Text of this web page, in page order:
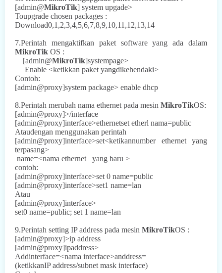
[admin@MikroTik] system upgade>
Toupgrade chosen packages :
Download0,1,2,3,4,5,6,7,8,9,10,11,12,13,14
7.Perintah mengaktifkan paket software yang ada dalam
MikroTik OS :
[admin@MikroTik]systempage>
Enable <ketikkan paket yangdikehendaki>
Contoh:
[admin@proxy]system package> enable dhcp
8.Perintah merubah nama ethernet pada mesin MikroTikOS:
[admin@proxy]>/interface
[admin@proxy]interface>ethernetset etherl nama=public
Ataudengan menggunakan perintah
[admin@proxy]interface>set<ketikannumber ethernet yang
terpasang>
name=<nama ethernet
yang baru >
contoh:
[admin@proxy]interface>set 0 name=public
[admin@proxy]interface>set1 name=lan
Atau
[admin@proxy]interface>
set0 name=public; set 1 name=lan
9.Perintah setting IP address pada mesin MikroTikOS :
[admin@proxy]>ip address
[admin@proxy]ipaddress>
Addinterface=<nama interface>anddress=
(ketikkanIP address/subnet mask interface)